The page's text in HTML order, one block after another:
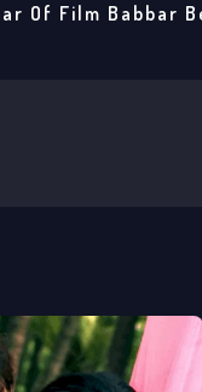
Of Film Babbar